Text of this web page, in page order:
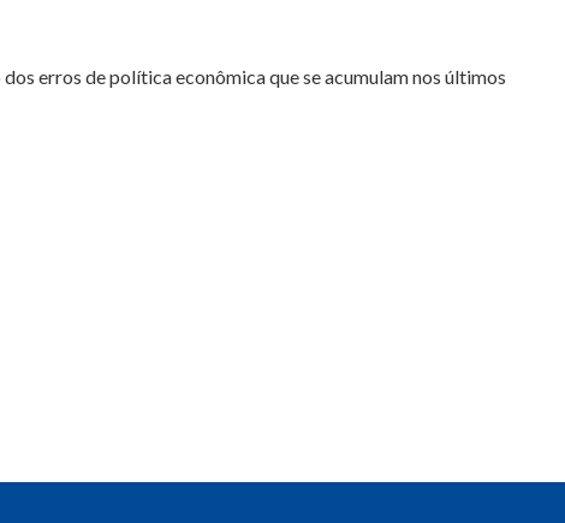
erros de política econômica que se acumulam nos últimos